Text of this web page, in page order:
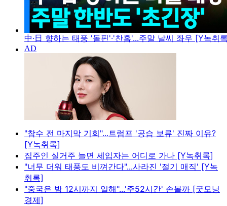
中·日 향하는 태풍 '돌핀'·'찬홈'...주말 날씨 좌우 [Y녹취
"참수 전 마지막 기회"...트럼프 '공습 보류' 진짜 이유?
[Y녹취록]
집주인 실거주 늘면 세입자는 어디로 가나 [Y녹취록]
"너무 더워 태풍도 비껴간다"...사라진 '절기 매직' [Y녹
취록]
"중국은 밤 12시까지 일해"...'주52시간' 손볼까 [굿모닝
경제]